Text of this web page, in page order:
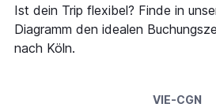
Ist dein Trip flexibel? Finde in
Diagramm den idealen
nach Köln.
VIE-CGN